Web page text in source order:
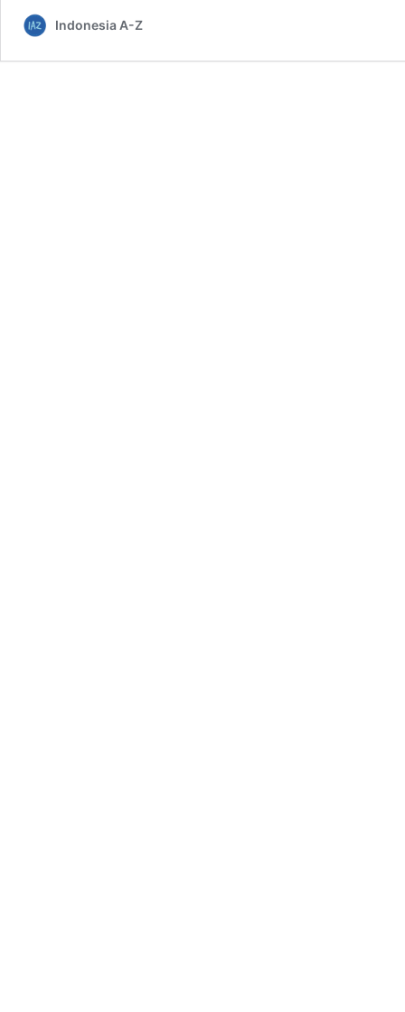
Indonesia A-Z